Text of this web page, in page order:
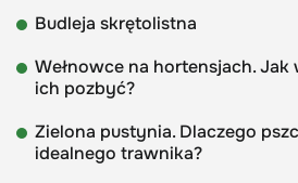
Budleja skrętolistna
Wełnowce na hortensjach. Jak
ich pozbyć?
Zielona pustynia. Dlaczego
idealnego trawnika?